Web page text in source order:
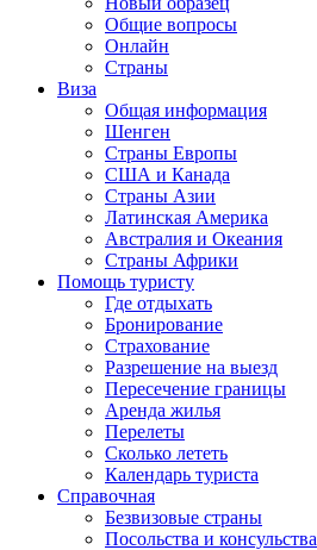
Общие вопросы
Онлайн
Страны
Виза
Общая информация
Шенген
Страны Европы
США и Канада
Страны Азии
Латинская Америка
Австралия и Океания
Страны Африки
Помощь туристу
Где отдыхать
Бронирование
Страхование
Разрешение на выезд
Пересечение границы
Аренда жилья
Перелеты
Сколько лететь
Календарь туриста
Справочная
Безвизовые страны
Посольства и консульства